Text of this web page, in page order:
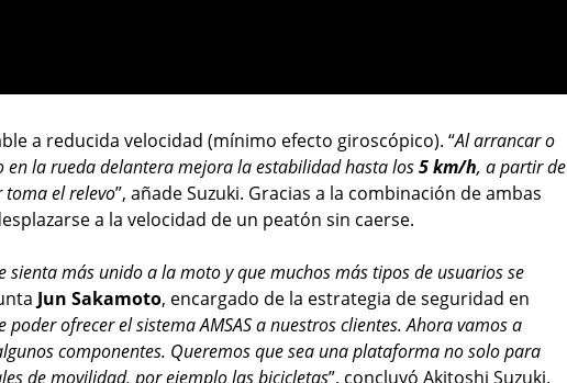
a reducida velocidad (mínimo efecto giroscópico). “Al arrancar o
la rueda delantera mejora la estabilidad hasta los5 km/h, a partir de
el relevo”, añade Suzuki. Gracias a la combinación de ambas
a la velocidad de un peatón sin caerse.
sienta más unido a la moto y que muchos más tipos de usuarios se
Jun Sakamoto, encargado de la estrategia de seguridad en
ofrecer el sistema AMSAS a nuestros clientes. Ahora vamos a
componentes. Queremos que sea una plataforma no solo para
de movilidad, por ejemplo las bicicletas”, concluyó Akitoshi Suzuki.